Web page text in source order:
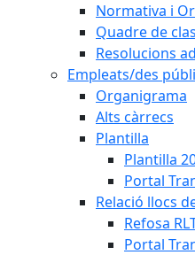
Normativa i
Quadre de
Resolucions
Empleats/des
Organigrama
Alts càrrecs
Plantilla
Plantilla
Portal
Relació llocs
Refosa
Portal